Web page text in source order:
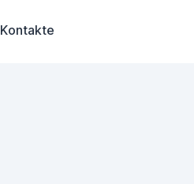
Kontakte